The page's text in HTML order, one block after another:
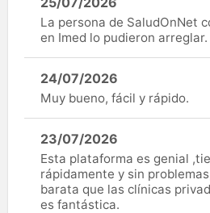
La persona de SaludOnNet
en Imed lo pudieron arreglar.
24/07/2026
Muy bueno, fácil y rápido.
23/07/2026
Esta plataforma es genial
rápidamente y sin
barata que las clínicas
es fantástica.